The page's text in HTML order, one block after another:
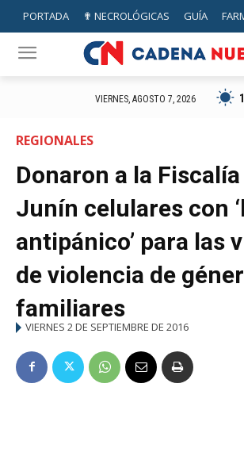
PORTADA ✟ NECROLÓGICAS GUÍA
VIERNES, AGOSTO 7, 2026
REGIONALES
Donaron a la
Junín celulares con
antipánico’ para las
de violencia de
familiares
VIERNES 2 DE SEPTIEMBRE DE 2016